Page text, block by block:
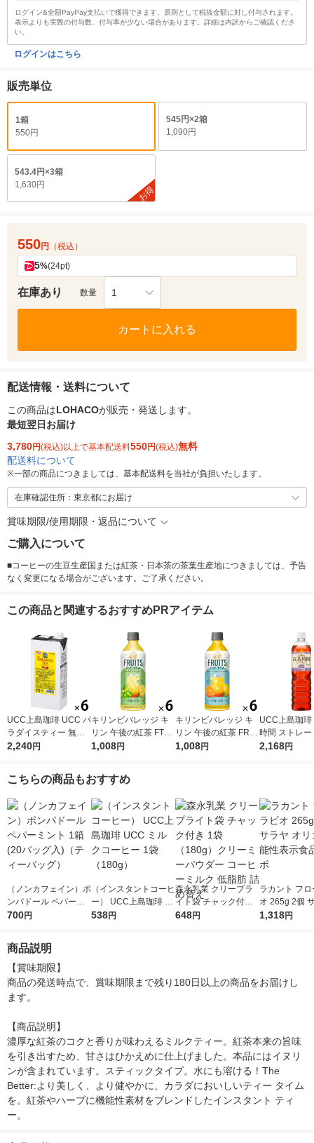
ログイン&全額PayPay支払いで獲得できます。原則として税抜金額に対し付与されます。
表示よりも実際の付与数、付与率が少ない場合があります。詳細は内訳からご確認くださ
い。
ログインはこちら
販売単位
1箱
550円
545円×2箱
1,090円
543.4円×3箱
1,630円
お得
550円 （税込）
5%(24pt)
在庫あり 数量 1
カートに入れる
配送情報・送料について
この商品はLOHACOが販売・発送します。
最短翌日お届け
3,780円(税込)以上で基本配送料550円(税込)無料
配送料について
※一部の商品につきましては、基本配送料を当社が負担いたします。
在庫確認住所：東京都にお届け
賞味期限/使用期限・返品について
ご購入について
■コーヒーの生豆生産国または紅茶・日本茶の茶葉生産地につきましては、予告
なく変更になる場合がございます。ご了承ください。
この商品と関連するおすすめPRアイテム
UCC上島珈琲 UCC パ
ラダイスティー 無糖
1000ml 1箱（6本入）
2,240円
キリンビバレッジ キ
リン 午後の紅茶 FTUI
TS ＆ ICE TEA （フ
ン 500ml 1セット（6
1,008円
キリンビバレッジ キ
リン 午後の紅茶 FRUI
TS ＆ ICE TEA （フ
1,008円
UCC上島珈琲
時間 ストレー
ー 無糖
2,168円
こちらの商品もおすすめ
（ノンカフェイン）ポ
ンパドール ペパーミ
ント 1箱(20バッグ入)
700円
（インスタントコーヒ
ー） UCC上島珈琲 U
CC ミルクコーヒー 1
538円
森永乳業 クリープラ
イト袋 チャック付き
1袋（180g）クリーミ
648円
ラカント フ
オ 265g 2個
リゴ糖 機能
1,318円
商品説明
【賞味期限】
商品の発送時点で、賞味期限まで残り180日以上の商品をお届けし
ます。
【商品説明】
濃厚な紅茶のコクと香りが味わえるミルクティー。紅茶本来の旨味
を引き出すため、甘さはひかえめに仕上げました。本品にはイヌリ
ンが含まれています。スティックタイプ。水にも溶ける！The
Better:より美しく、より健やかに、カラダにおいしいティー タイム
を。紅茶やハーブに機能性素材をブレンドしたインスタント ティ
ー。